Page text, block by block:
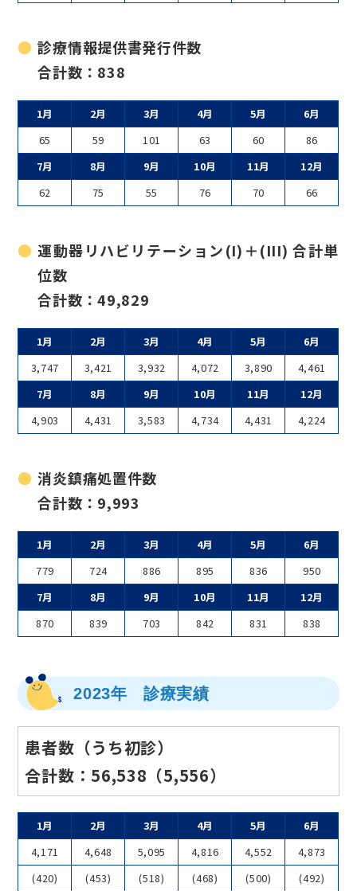
診療情報提供書発行件数
合計数：838
1月 2月 3月 4月 5月
6月
65
59 101 63 60
86
7月
8月 9月 10月 11月
12月
62
75 55 76 70 66
運動器リハビリテーション(I)＋(III) 合計単
位数
合計数：49,829
1月 2月 3月 4月 5月
6月
3,747
3,421 3,932 4,072 3,890
4,461
7月
8月 9月 10月 11月
12月
4,903
4,431 3,583 4,734 4,431 4,224
消炎鎮痛処置件数
合計数：9,993
1月 2月 3月 4月 5月
6月
779
724 886 895 836
950
7月
8月 9月 10月 11月
12月
870
839 703 842 831 838
2023年 診療実績
患者数（うち初診）
合計数：56,538（5,556）
1月 2月 3月 4月 5月
6月
4,171
4,648 5,095 4,816 4,552
4,873
(420)
(453) (518) (468) (500)
(492)